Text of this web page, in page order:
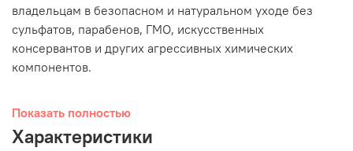
владельцам в безопасном и натуральном уходе без
сульфатов, парабенов, ГМО, искусственных
консервантов и других агрессивных химических
компонентов.
Показать полностью
Характеристики